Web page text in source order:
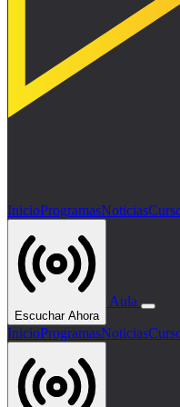
InicioProgramasNoticias
Escuchar Ahora
Aula
InicioProgramasNoticias